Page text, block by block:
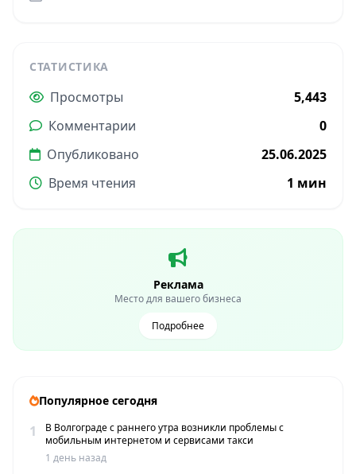
СТАТИСТИКА
Просмотры
5,443
Комментарии
0
Опубликовано
25.06.2025
Время чтения
1 мин
Реклама
Место для вашего бизнеса
Подробнее
Популярное сегодня
1
В Волгограде с раннего утра возникли проблемы с
мобильным интернетом и сервисами такси
1 день назад